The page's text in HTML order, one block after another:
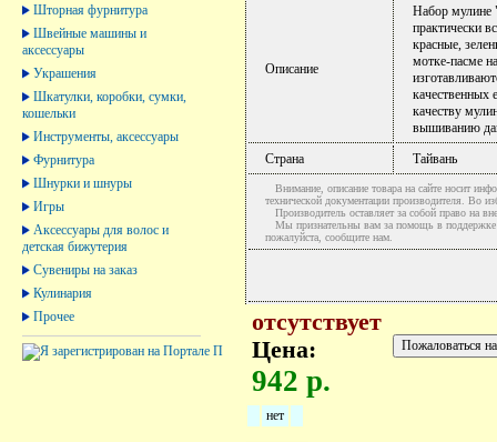
Шторная фурнитура
Швейные машины и
аксессуары
Украшения
Шкатулки, коробки, сумки,
кошельки
Инструменты, аксессуары
Фурнитура
Шнурки и шнуры
Игры
Аксессуары для волос и
детская бижутерия
Сувениры на заказ
Кулинария
Прочее
Описание
Набор мулине
практически
красные,
мотке-пасме
качественных
качеству
вышиванию
Страна
Тайвань
Внимание, описание товара на сайте носит
технической документации производителя. Во
Производитель оставляет за собой право на
Мы признательны вам за помощь в поддержке
пожалуйста, сообщите нам.
отсутствует
Цена:
942 р.
нет